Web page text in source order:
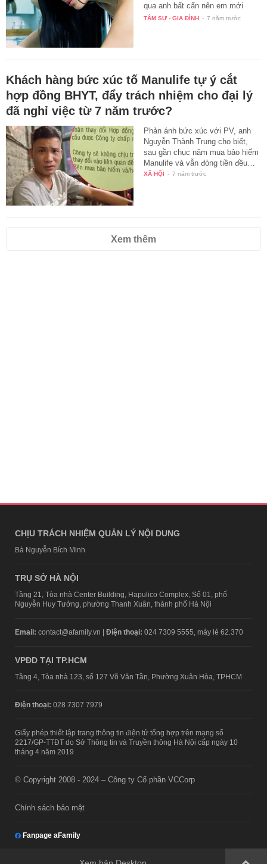
qua anh bất cẩn nên em mới
mở…
TÂM SỰ - GIA ĐÌNH - 7 năm trước
Khách hàng bức xúc tố Manulife tự ý cắt
hợp đồng BHYT, đẩy trách nhiệm cho đại lý
đã nghỉ việc từ 7 năm trước?
Phản ánh bức xúc với PV, anh
Nguyễn Thành Trung cho biết,
sau gần chục năm mua bảo hiểm
Manulife và vẫn đóng tiền đều…
XÃ HỘI - 7 năm trước
Xem thêm
CHỊU TRÁCH NHIỆM QUẢN LÝ NỘI DUNG
Bà Nguyễn Bích Minh
TRỤ SỞ HÀ NỘI
Tầng 21, Tòa nhà Center Building, Hapulico Complex, Số 01, phố
Nguyễn Huy Tưởng, phường Thanh Xuân, thành phố Hà Nội
Email: contact@afamily.vn | Điện thoại: 024 7309 5555, máy lẻ 62.370
VPĐD TẠI TP.HCM
Tầng 4, Tòa nhà 123, số 127 Võ Văn Tần, Phường Xuân Hòa, TPHCM
Điện thoại: 028 7307 7979
Giấy phép thiết lập trang thông tin điện tử tổng hợp trên mạng số
2217/GP-TTĐT do Sở Thông tin và Truyền thông Hà Nội cấp ngày 10
tháng 4 năm 2019
© Copyright 2008 - 2024 – Công ty Cổ phần VCCorp
Chính sách bảo mật
Fanpage aFamily